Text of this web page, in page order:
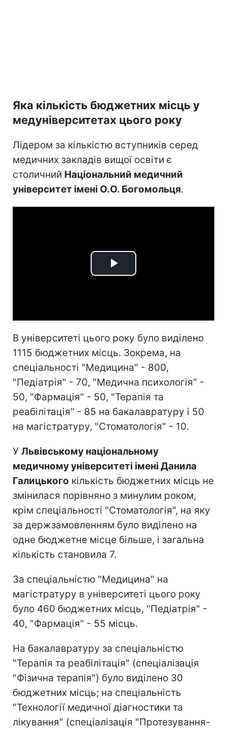
Яка кількість бюджетних місць у
медуніверситетах цього року
Лідером за кількістю вступників серед
медичних закладів вищої освіти є
столичний Національний медичний
університет імені О.О. Богомольця.
Play
В університеті цього року було виділено
1115 бюджетних місць. Зокрема, на
спеціальності "Медицина" - 800,
"Педіатрія" - 70, "Медична психологія" -
50, "Фармація" - 50, "Терапія та
реабілітація" - 85 на бакалавратуру і 50
на магістратуру, "Стоматологія" - 10.
У Львівському національному
медичному університеті імені Данила
Галицького кількість бюджетних місць не
змінилася порівняно з минулим роком,
крім спеціальності "Стоматологія", на яку
за держзамовленням було виділено на
одне бюджетне місце більше, і загальна
кількість становила 7.
За спеціальністю "Медицина" на
магістратуру в університеті цього року
було 460 бюджетних місць, "Педіатрія" -
40, "Фармація" - 55 місць.
На бакалавратуру за спеціальністю
"Терапія та реабілітація" (спеціалізація
"Фізична терапія") було виділено 30
бюджетних місць; на спеціальність
"Технології медичної діагностики та
лікування" (спеціалізація "Протезування-